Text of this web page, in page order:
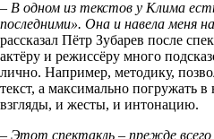
– В одном из текстов у Клима
последними». Она и навела меня
рассказал Пётр Зубарев после
актёру и режиссёру много
лично. Например, методику,
текст, а максимально погружать в
взгляды, и жесты, и интонацию.
– Этот спектакль – прежде